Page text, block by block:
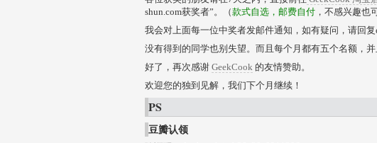
shun.com获奖者”。（款式自选，邮费自付 ，不感兴趣也
我会对上面每一位中奖者发邮件通知，如有疑问，请回复
没有得到的同学也别失望。而且每个月都有五个名额，并
好了，再次感谢 GeekCook 的友情赞助。
欢迎您的独到见解，我们下个月继续！
PS
豆瓣认领